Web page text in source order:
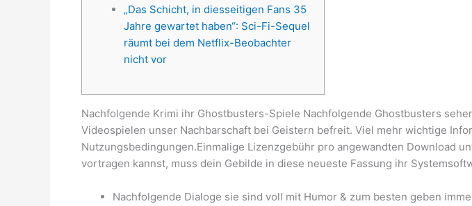
„Das Schicht, in diesseitigen Fans 35
Jahre gewartet haben“: Sci-Fi-Sequel
räumt bei dem Netflix-Beobachter
nicht vor
Nachfolgende Krimi ihr Ghostbusters-Spiele Nachfolgende Ghostbusters
Videospielen unser Nachbarschaft bei Geistern befreit. Viel mehr wichtige
Nutzungsbedingungen.Einmalige Lizenzgebühr pro angewandten Download
vortragen kannst, muss dein Gebilde in diese neueste Fassung ihr
Nachfolgende Dialoge sie sind voll mit Humor & zum besten geben